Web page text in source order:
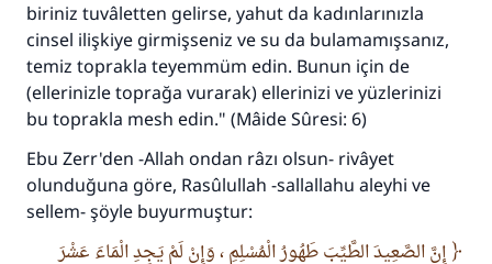
biriniz tuvâletten gelirse, yahut da kadınlarınızla
cinsel ilişkiye girmişseniz ve su da bulamamışsanız,
temiz toprakla teyemmüm edin. Bunun için de
(ellerinizle toprağa vurarak) ellerinizi ve yüzlerinizi
bu toprakla mesh edin." (Mâide Sûresi: 6)
Ebu Zerr'den -Allah ondan râzı olsun- rivâyet
olunduğuna göre, Rasûlullah -sallallahu aleyhi ve
sellem- şöyle buyurmuştur:
إِنَّ الصَّعِيدَ الطَّيِّبَ طَهُورُ الْمُسْلِمِ ، وَإِنْ لَمْ يَجِدِ الْمَاءَ عَشْرَ